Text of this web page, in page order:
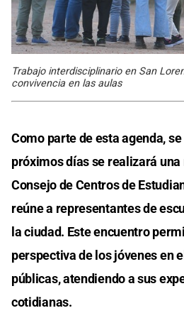
Trabajo interdisciplinario en San
convivencia en las aulas
Como parte de esta agenda,
próximos días se realizará una
Consejo de Centros de
reúne a representantes de
la ciudad. Este encuentro
perspectiva de los jóvenes en
públicas, atendiendo a sus
cotidianas.